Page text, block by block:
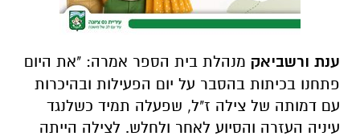
ענת ורשביאק מנהלת בית הספר אמרה: "את היום
פתחנו בכיתות בהסבר על יום הפעילות ובהיכרות
עם דמותה של צילה ז"ל, שפעלה תמיד כשלנגד
עיניה העזרה והסיוע לאחר ולחלש. לצילה הייתה